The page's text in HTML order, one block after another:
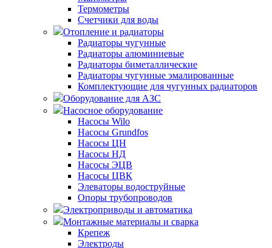
Термометры
Счетчики для воды
Отопление и радиаторы
Радиаторы чугунные
Радиаторы алюминиевые
Радиаторы биметаллические
Радиаторы чугунные эмалированные
Комплектующие для чугунных радиаторов
Оборудование для АЗС
Насосное оборудование
Насосы Wilo
Насосы Grundfos
Насосы ЦН
Насосы НД
Насосы ЭЦВ
Насосы ЦВК
Элеваторы водоструйные
Опоры трубопроводов
Электроприводы и автоматика
Монтажные материалы и сварка
Крепеж
Электроды